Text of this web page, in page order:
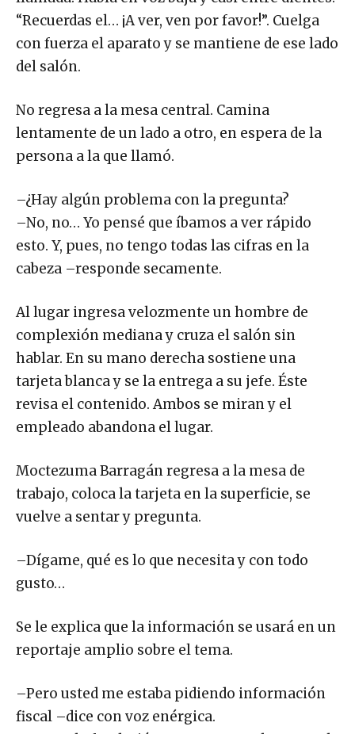
llamada. Habla en voz baja y casi entre dientes:
“Recuerdas el… ¡A ver, ven por favor!”. Cuelga
con fuerza el aparato y se mantiene de ese lado
del salón.
No regresa a la mesa central. Camina
lentamente de un lado a otro, en espera de la
persona a la que llamó.
–¿Hay algún problema con la pregunta?
–No, no… Yo pensé que íbamos a ver rápido
esto. Y, pues, no tengo todas las cifras en la
cabeza –responde secamente.
Al lugar ingresa velozmente un hombre de
complexión mediana y cruza el salón sin
hablar. En su mano derecha sostiene una
tarjeta blanca y se la entrega a su jefe. Éste
revisa el contenido. Ambos se miran y el
empleado abandona el lugar.
Moctezuma Barragán regresa a la mesa de
trabajo, coloca la tarjeta en la superficie, se
vuelve a sentar y pregunta.
–Dígame, qué es lo que necesita y con todo
gusto…
Se le explica que la información se usará en un
reportaje amplio sobre el tema.
–Pero usted me estaba pidiendo información
fiscal –dice con voz enérgica.